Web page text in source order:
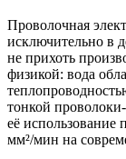
Проволочная
исключительно в
не прихоть
физикой: вода
тонкой
её использование
мм²/мин на